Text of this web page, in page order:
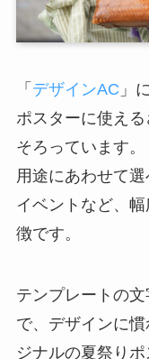
「 デザインAC 」
ポスターに使え
そろっています。
用途にあわせて
イベントなど、
徴です。
テンプレートの
で、デザインに
ジナルの夏祭りポ